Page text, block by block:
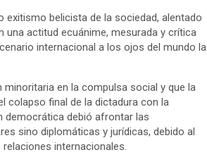
belicista de la sociedad, alentado
actitud ecuánime, mesurada y crítica
internacional a los ojos del mundo la
en la compulsa social y que la
colapso final de la dictadura con la
democrática debió afrontar las
sino diplomáticas y jurídicas, debido al
internacionales.